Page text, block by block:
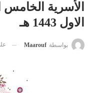
الأسرية الخامس
الاول 1443 هـ
بواسطة Maarouf